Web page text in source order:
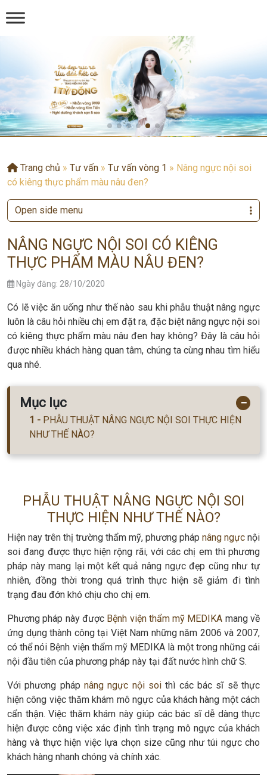
Trang chủ » Tư vấn » Tư vấn vòng 1 » Nâng ngực nội soi
có kiêng thực phẩm màu nâu đen?
NÂNG NGỰC NỘI SOI CÓ KIÊNG
THỰC PHẨM MÀU NÂU ĐEN?
Ngày đăng: 28/10/2020
Có lẽ việc ăn uống như thế nào sau khi phẫu thuật nâng ngực
luôn là câu hỏi nhiều chị em đặt ra, đặc biệt nâng ngực nội soi
có kiêng thực phẩm màu nâu đen hay không? Đây là câu hỏi
được nhiều khách hàng quan tâm, chúng ta cùng nhau tìm hiểu
qua nhé.
Mục lục −
PHẪU THUẬT NÂNG NGỰC NỘI SOI THỰC HIỆN
NHƯ THẾ NÀO?
PHẪU THUẬT NÂNG NGỰC NỘI SOI
THỰC HIỆN NHƯ THẾ NÀO?
Hiện nay trên thị trường thẩm mỹ, phương pháp nâng ngực nội
soi đang được thực hiện rộng rãi, với các chị em thì phương
pháp này mang lại một kết quả nâng ngực đẹp cũng như tự
nhiên, đồng thời trong quá trình thực hiện sẽ giảm đi tình
trạng đau đớn khó chịu cho chị em.
Phương pháp này được Bệnh viện thẩm mỹ MEDIKA mang về
ứng dụng thành công tại Việt Nam những năm 2006 và 2007,
có thể nói Bệnh viện thẩm mỹ MEDIKA là một trong những cái
nội đầu tiên của phương pháp này tại đất nước hình chữ S.
Với phương pháp nâng ngực nội soi thì các bác sĩ sẽ thực
hiện công việc thăm khám mô ngực của khách hàng một cách
cẩn thận. Việc thăm khám này giúp các bác sĩ dễ dàng thực
hiện được công việc xác định tình trạng mô ngực của khách
hàng và thực hiện việc lựa chọn size cũng như túi ngực cho
khách hàng nhanh chóng và chính xác.
Open side menu